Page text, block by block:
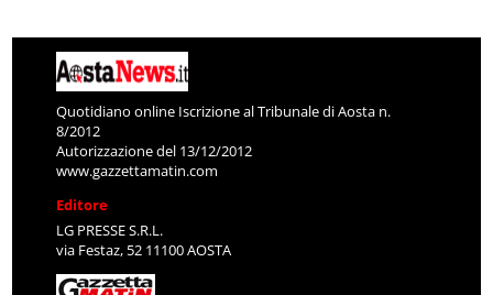
Quotidiano online Iscrizione al Tribunale di Aosta n.
8/2012
Autorizzazione del 13/12/2012
www.gazzettamatin.com
Editore
LG PRESSE S.R.L.
via Festaz, 52 11100 AOSTA